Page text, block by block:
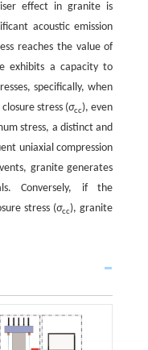
effect in granite is
acoustic emission
reaches the value of
exhibits a capacity to
specifically, when
stress (σcc), even
stress, a distinct and
uniaxial compression
granite generates
Conversely, if the
stress (σcc), granite